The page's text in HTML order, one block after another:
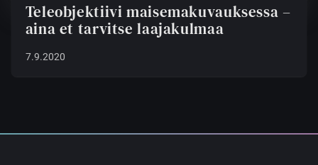
Teleobjektiivi maisemakuvauksessa –
aina et tarvitse laajakulmaa
7.9.2020